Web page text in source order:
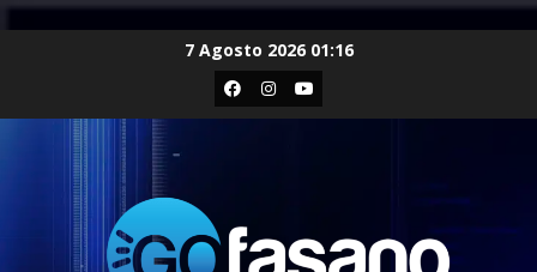
7 Agosto 2026 01:16
Facebook
Instagram
Youtube